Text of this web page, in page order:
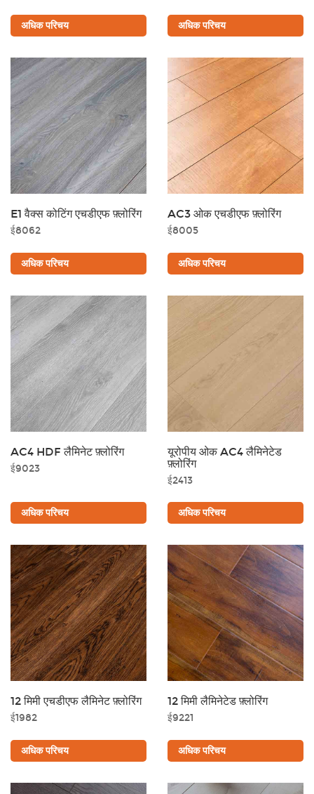
अधिक परिचय अधिक परिचय
E1 वैक्स कोटिंग एचडीएफ फ़्लोरिंग
ई8062
अधिक परिचय
AC3 ओक एचडीएफ फ़्लोरिंग
ई8005
अधिक परिचय
AC4 HDF लैमिनेट फ़्लोरिंग
ई9023
अधिक परिचय
यूरोपीय ओक AC4 लैमिनेटेड
फ़्लोरिंग
ई2413
अधिक परिचय
12 मिमी एचडीएफ लैमिनेट फ़्लोरिंग
ई1982
अधिक परिचय
12 मिमी लैमिनेटेड फ़्लोरिंग
ई9221
अधिक परिचय